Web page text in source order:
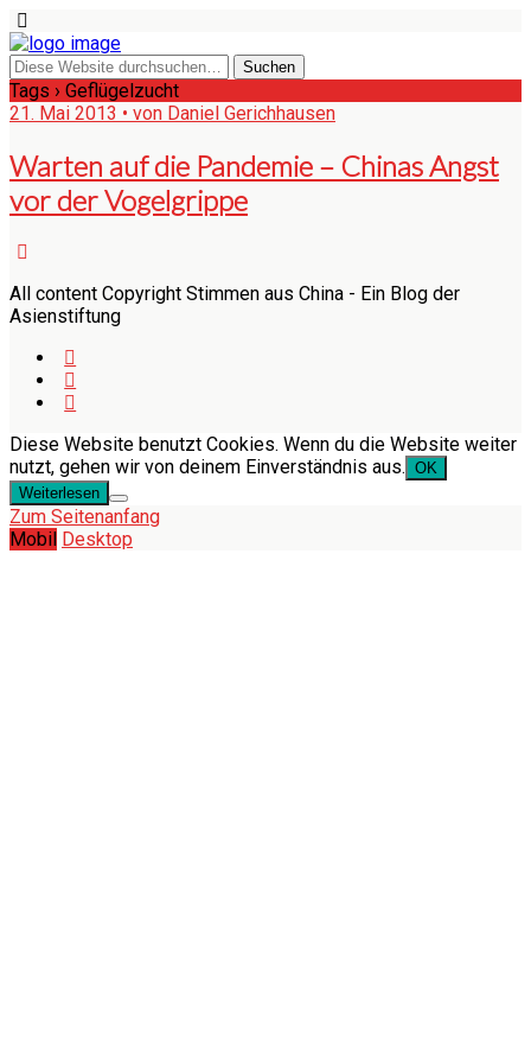
Tags › Geflügelzucht
21. Mai 2013 • von Daniel Gerichhausen
Warten auf die Pandemie – Chinas Angst
vor der Vogelgrippe
All content Copyright Stimmen aus China - Ein Blog der
Asienstiftung
Diese Website benutzt Cookies. Wenn du die Website weiter
nutzt, gehen wir von deinem Einverständnis aus. OK
Weiterlesen
Zum Seitenanfang
Mobil Desktop